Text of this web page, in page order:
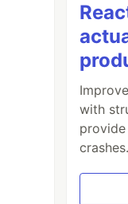
with
crashes.